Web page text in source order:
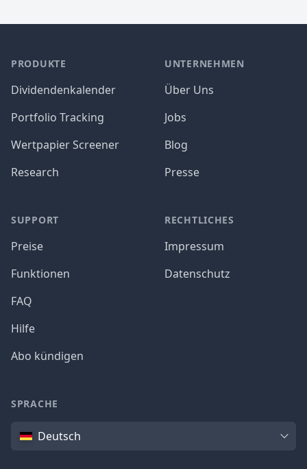
PRODUKTE
Dividendenkalender
Portfolio Tracking
Wertpapier Screener
Research
SUPPORT
Preise
Funktionen
FAQ
Hilfe
Abo kündigen
UNTERNEHMEN
Über Uns
Jobs
Blog
Presse
RECHTLICHES
Impressum
Datenschutz
SPRACHE
SpracheDeutsch